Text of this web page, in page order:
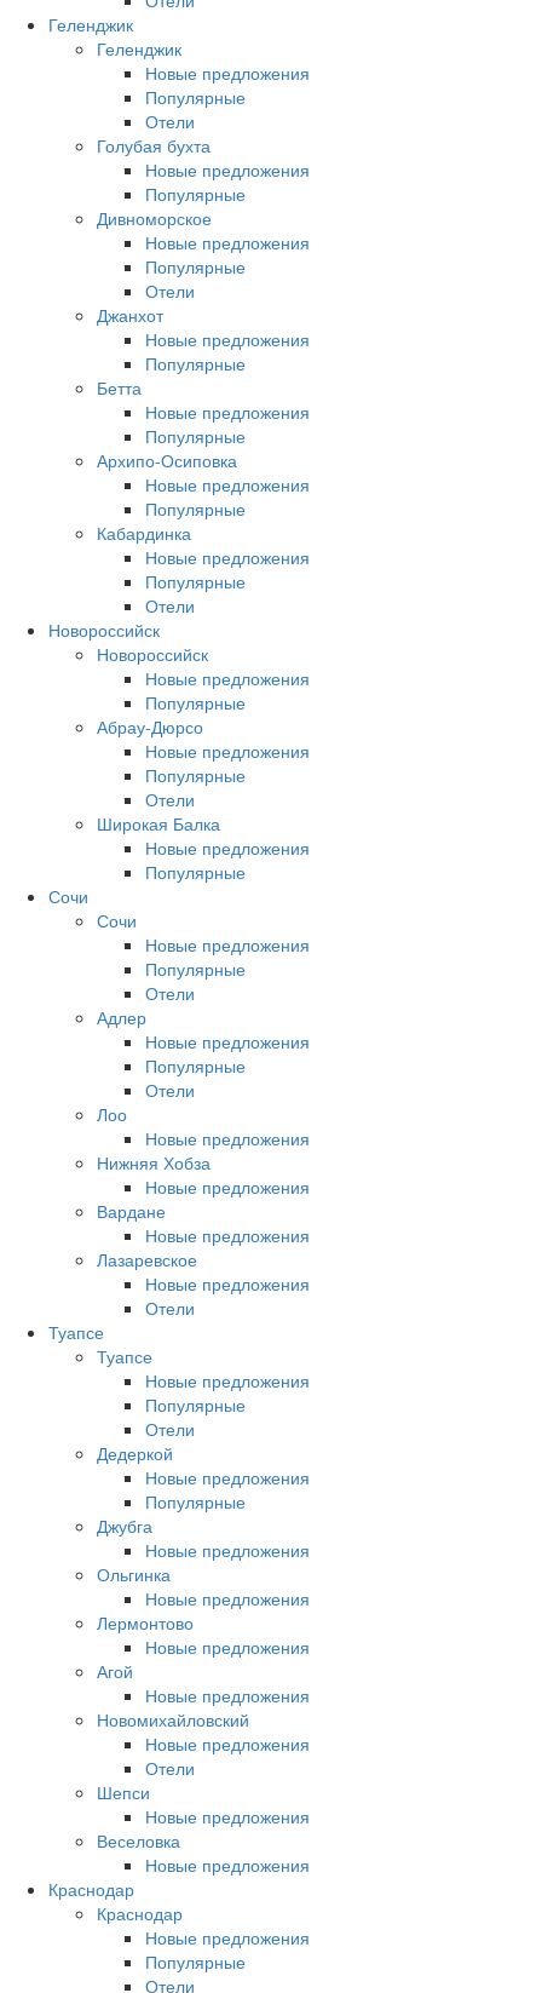
Геленджик
Геленджик
Новые предложения
Популярные
Отели
Голубая бухта
Новые предложения
Популярные
Дивноморское
Новые предложения
Популярные
Отели
Джанхот
Новые предложения
Популярные
Бетта
Новые предложения
Популярные
Архипо-Осиповка
Новые предложения
Популярные
Кабардинка
Новые предложения
Популярные
Отели
Новороссийск
Новороссийск
Новые предложения
Популярные
Абрау-Дюрсо
Новые предложения
Популярные
Отели
Широкая Балка
Новые предложения
Популярные
Сочи
Сочи
Новые предложения
Популярные
Отели
Адлер
Новые предложения
Популярные
Отели
Лоо
Новые предложения
Нижняя Хобза
Новые предложения
Вардане
Новые предложения
Лазаревское
Новые предложения
Отели
Туапсе
Туапсе
Новые предложения
Популярные
Отели
Дедеркой
Новые предложения
Популярные
Джубга
Новые предложения
Ольгинка
Новые предложения
Лермонтово
Новые предложения
Агой
Новые предложения
Новомихайловский
Новые предложения
Отели
Шепси
Новые предложения
Веселовка
Новые предложения
Краснодар
Краснодар
Новые предложения
Популярные
Отели